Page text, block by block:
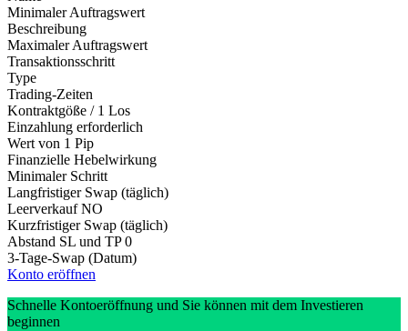
Minimaler Auftragswert
Beschreibung
Maximaler Auftragswert
Transaktionsschritt
Type
Trading-Zeiten
Kontraktgöße / 1 Los
Einzahlung erforderlich
Wert von 1 Pip
Finanzielle Hebelwirkung
Minimaler Schritt
Langfristiger Swap (täglich)
Leerverkauf NO
Kurzfristiger Swap (täglich)
Abstand SL und TP 0
3-Tage-Swap (Datum)
Konto eröffnen
Schnelle Kontoeröffnung und Sie können mit dem Investieren
beginnen